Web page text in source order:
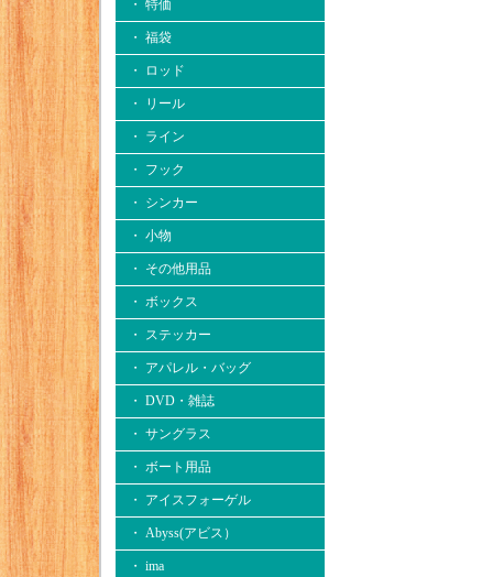
・ 特価
・ 福袋
・ ロッド
・ リール
・ ライン
・ フック
・ シンカー
・ 小物
・ その他用品
・ ボックス
・ ステッカー
・ アパレル・バッグ
・ DVD・雑誌
・ サングラス
・ ボート用品
・ アイスフォーゲル
・ Abyss(アビス）
・ ima